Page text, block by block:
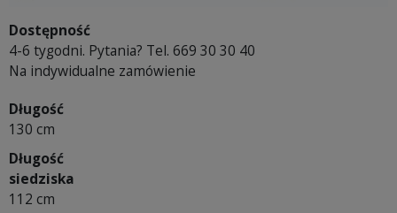
Dostępność
4-6 tygodni. Pytania? Tel. 669 30 30 40
Na indywidualne zamówienie
Długość
130 cm
Długość
siedziska
112 cm